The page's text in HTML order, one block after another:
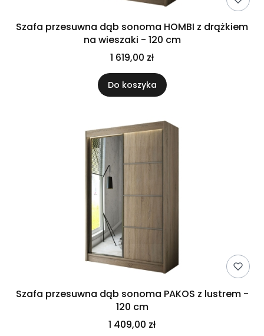
Szafa przesuwna dąb sonoma HOMBI z drążkiem
na wieszaki - 120 cm
1 619,00 zł
Do koszyka
Szafa przesuwna dąb sonoma PAKOS z lustrem -
120 cm
1 409,00 zł